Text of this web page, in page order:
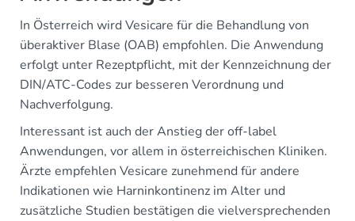
In Österreich wird Vesicare für die Behandlung von
überaktiver Blase (OAB) empfohlen. Die Anwendung
erfolgt unter Rezeptpflicht, mit der Kennzeichnung der
DIN/ATC-Codes zur besseren Verordnung und
Nachverfolgung.
Interessant ist auch der Anstieg der off-label
Anwendungen, vor allem in österreichischen Kliniken.
Ärzte empfehlen Vesicare zunehmend für andere
Indikationen wie Harninkontinenz im Alter und
zusätzliche Studien bestätigen die vielversprechenden